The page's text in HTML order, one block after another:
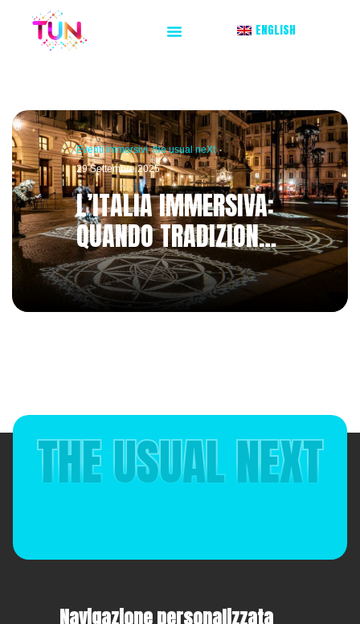
ENGLISH
Eventi immersivi,the usual neXt
29 Settembre 2025
L’ITALIA IMMERSIVA:
QUANDO TRADIZIONE
E INNOVAZIONE SI
INCONTRANO NELLA
THE USUAL NEXT
Navigazione personalizzata